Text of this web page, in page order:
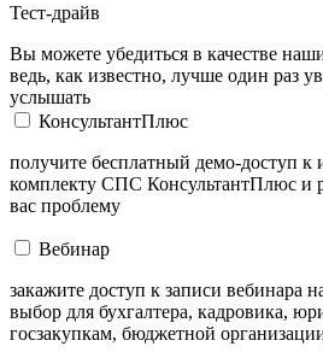
Тест-драйв
Вы можете убедиться в качестве
ведь, как известно, лучше один раз
услышать
КонсультантПлюс
получите бесплатный демо-доступ к
комплекту СПС КонсультантПлюс и
вас проблему
Вебинар
закажите доступ к записи вебинара
выбор для бухгалтера, кадровика,
госзакупкам, бюджетной